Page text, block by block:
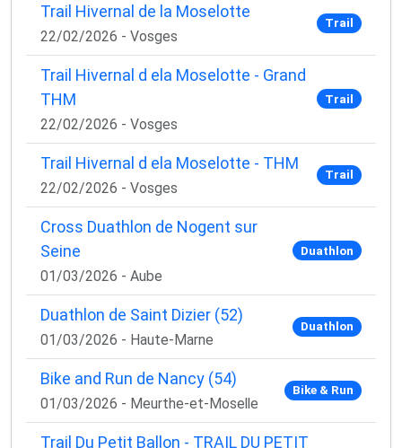
Trail Hivernal de la Moselotte
22/02/2026 - Vosges
Trail
Trail Hivernal d ela Moselotte - Grand
THM
22/02/2026 - Vosges
Trail
Trail Hivernal d ela Moselotte - THM
22/02/2026 - Vosges
Trail
Cross Duathlon de Nogent sur
Seine
01/03/2026 - Aube
Duathlon
Duathlon de Saint Dizier (52)
01/03/2026 - Haute-Marne
Duathlon
Bike and Run de Nancy (54)
01/03/2026 - Meurthe-et-Moselle
Bike & Run
Trail Du Petit Ballon - TRAIL DU PETIT